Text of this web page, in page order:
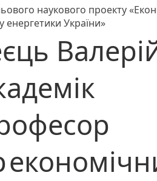
наукового проекту
енергетики України»